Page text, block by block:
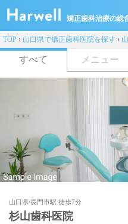
矯正歯科治療の総
TOP › 山口県で矯正歯科医院を探す ›
すべて メニュー
山口県/長門市駅 徒歩7分
杉山歯科医院